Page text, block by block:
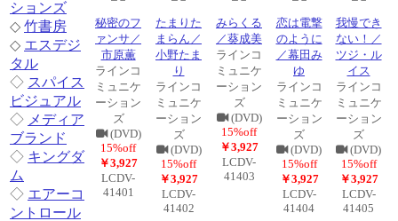
ションズ
◇ 竹書房
◇ エスデジ
タル
◇ スパイス
ビジュアル
◇ メディア
ブランド
◇ キングダ
ム
◇ エアーコ
ントロール
秘密のフ
ァンサ／
市原薫
ラインコ
ミュニケ
ーション
ズ
(DVD)
15%off
￥3,927
LCDV-
41401
たまりた
まらん／
小野たま
り
ラインコ
ミュニケ
ーション
ズ
(DVD)
15%off
￥3,927
LCDV-
41402
みらくる
／葵成美
ラインコ
ミュニケ
ーション
ズ
(DVD)
15%off
￥3,927
LCDV-
41403
恋は電撃
のように
／幕田み
ゆ
ラインコ
ミュニケ
ーション
ズ
(DVD)
15%off
￥3,927
LCDV-
41404
我慢でき
ない！／
ツジ・ル
イス
ラインコ
ミュニケ
ーション
ズ
(DVD)
15%off
￥3,927
LCDV-
41405